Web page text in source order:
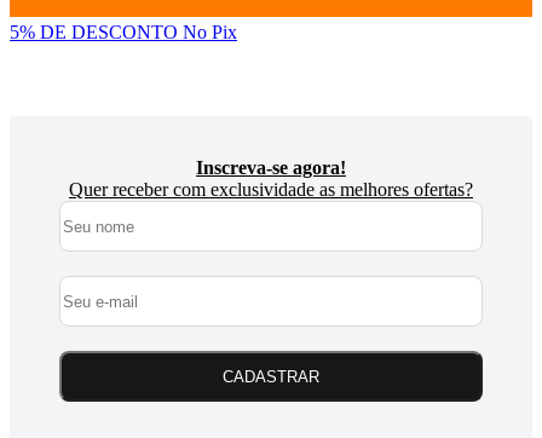
5% DE DESCONTO No Pix
Inscreva-se agora!
Quer receber com exclusividade as melhores ofertas?
CADASTRAR